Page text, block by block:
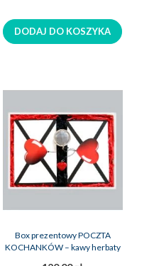
DODAJ DO KOSZYKA
Box prezentowy POCZTA
KOCHANKÓW – kawy herbaty